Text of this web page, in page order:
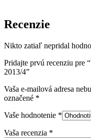
Recenzie
Nikto zatiaľ nepridal
Pridajte prvú recenziu pre
2013/4”
Vaša e-mailová adresa
označené *
Vaše hodnotenie *
Vaša recenzia *